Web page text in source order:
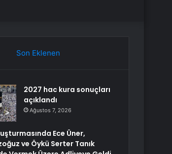
Son Eklenen
2027 hac kura sonuçları
açıklandı
Ağustos 7, 2026
Ece Üner,
ve Öykü Serter Tanık